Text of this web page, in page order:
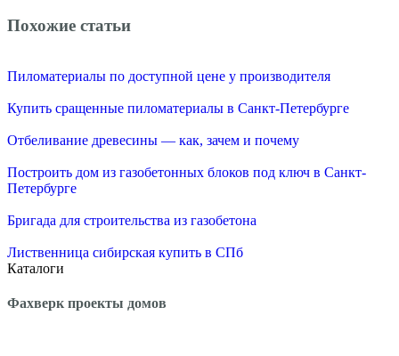
Похожие статьи
Пиломатериалы по доступной цене у производителя
Купить сращенные пиломатериалы в Санкт-Петербурге
Отбеливание древесины — как, зачем и почему
Построить дом из газобетонных блоков под ключ в Санкт-
Петербурге
Бригада для строительства из газобетона
Лиственница сибирская купить в СПб
Каталоги
Фахверк проекты домов